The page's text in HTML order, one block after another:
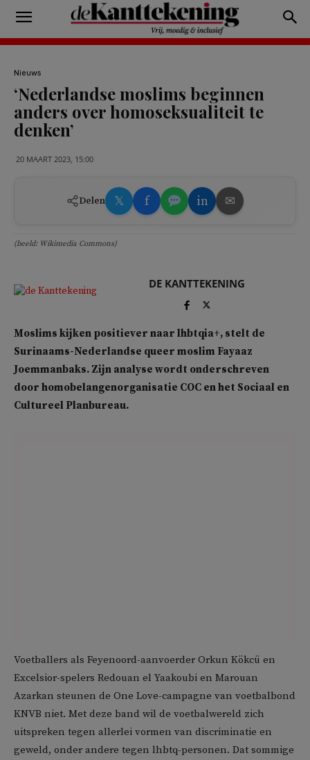
Nieuws
‘Nederlandse moslims beginnen
anders over homoseksualiteit te
denken’
20 MAART 2023, 15:00
Delen 𝕏 f in ✉
(beeld: Wikimedia Commons)
DE KANTTEKENING
Moslims kijken positiever naar lhbtqia+, stelt de
Surinaams-Nederlandse queer moslim Fayaaz
Joemmanbaks. Zijn analyse wordt onderschreven
door homobelangenorganisatie COC en het Sociaal en
Cultureel Planbureau.
Voetballers als Feyenoord-aanvoerder Orkun Kökcü en
Excelsior-spelers Redouan el Yaakoubi en Marouan
Azarkan steunen de One Love-campagne van voetbalbond
KNVB niet. Met deze band wil de voetbalwereld zich
uitspreken tegen allerlei vormen van discriminatie en
geweld, onder andere tegen lhbtq-personen. Dat sommige